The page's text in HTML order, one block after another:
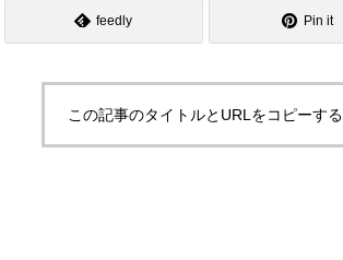
feedly Pin it
この記事のタイトルとURLをコピーする